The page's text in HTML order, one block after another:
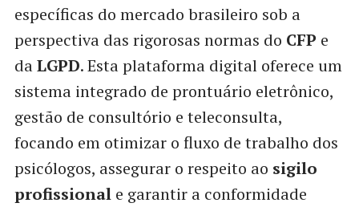
específicas do mercado brasileiro sob a
perspectiva das rigorosas normas do CFP e
daLGPD. Esta plataforma digital oferece um
sistema integrado de prontuário eletrônico,
gestão de consultório e teleconsulta,
focando em otimizar o fluxo de trabalho dos
psicólogos, assegurar o respeito ao sigilo
profissionale garantir a conformidade